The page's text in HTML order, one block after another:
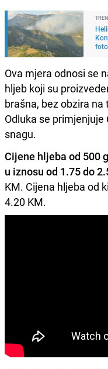
Ova mjera odnosi se
hljeb koji su
brašna, bez obzira
Odluka se
snagu.
Cijene hljeba od 500
u iznosu od 1.75 do
KM. Cijena hljeba od
4.20 KM.